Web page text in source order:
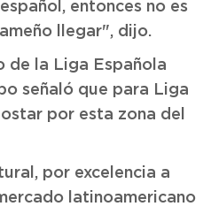
entonces no es
llegar", dijo.
de la Liga Española
señaló que para Liga
por esta zona del
por excelencia a
latinoamericano